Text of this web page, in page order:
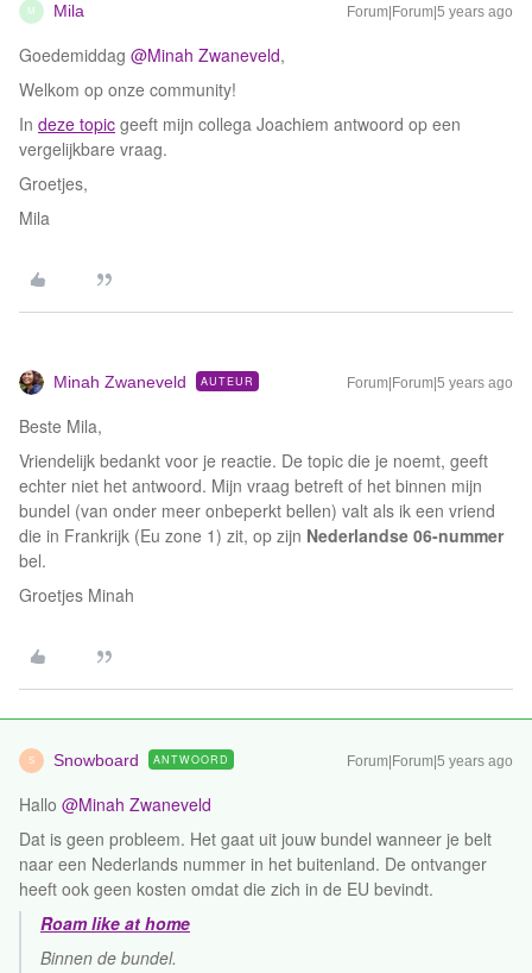
M Mila Forum|Forum|5 years ago
Goedemiddag @Minah Zwaneveld,
Welkom op onze community!
In deze topic geeft mijn collega Joachiem antwoord op een
vergelijkbare vraag.
Groetjes,
Mila
Minah Zwaneveld AUTEUR Forum|Forum|5 years ago
Beste Mila,
Vriendelijk bedankt voor je reactie. De topic die je noemt, geeft
echter niet het antwoord. Mijn vraag betreft of het binnen mijn
bundel (van onder meer onbeperkt bellen) valt als ik een vriend
die in Frankrijk (Eu zone 1) zit, op zijn Nederlandse 06-nummer
bel.
Groetjes Minah
S Snowboard ANTWOORD Forum|Forum|5 years ago
Hallo @Minah Zwaneveld
Dat is geen probleem. Het gaat uit jouw bundel wanneer je belt
naar een Nederlands nummer in het buitenland. De ontvanger
heeft ook geen kosten omdat die zich in de EU bevindt.
Roam like at home
Binnen de bundel.